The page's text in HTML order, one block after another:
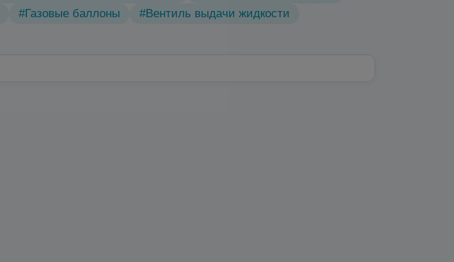
#Газовые баллоны
#Вентиль выдачи жидкости